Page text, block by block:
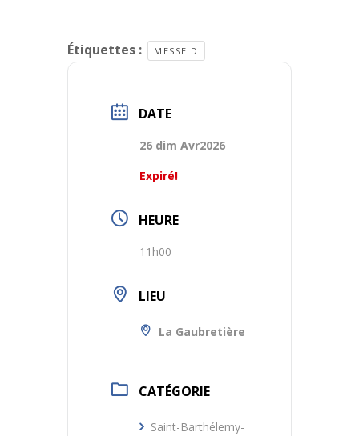
Étiquettes : MESSE D
DATE
26 dim Avr2026
Expiré!
HEURE
11h00
LIEU
La Gaubretière
CATÉGORIE
Saint-Barthélemy-